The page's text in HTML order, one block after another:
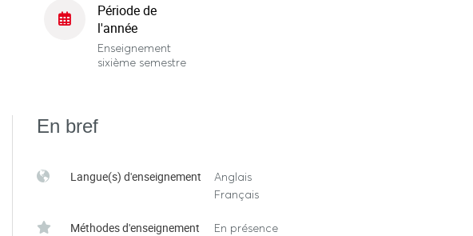
Période de
l'année
Enseignement
sixième semestre
En bref
Langue(s) d'enseignement
Anglais
Français
Méthodes d'enseignement En présence